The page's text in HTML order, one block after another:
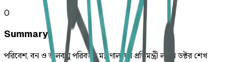
0
Summary
পরিবেশ, বন ও জলবায়ু পরিবর্তন মন্ত্রণালয়ের প্রতিমন্ত্রী লায়ন ডক্টর শেখ